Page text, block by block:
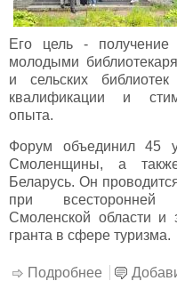
Его цель -
молодыми
и сельских
квалификации и
опыта.
Форум объединил 45
Смоленщины, а
Беларусь. Он
при всесторонней
Смоленской области и
гранта в сфере туризма.
Подробнее о